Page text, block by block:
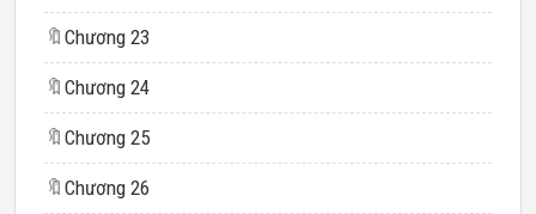
🔖 Chương 23
🔖 Chương 24
🔖 Chương 25
🔖 Chương 26